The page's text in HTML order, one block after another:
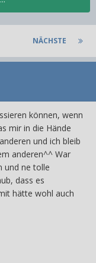
NÄCHSTE
können, wenn
mir in die Hände
und ich bleib
anderen^^ War
und ne tolle
dass es
hätte wohl auch